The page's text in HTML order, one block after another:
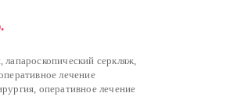
серкляж,
лечение
оперативное лечение